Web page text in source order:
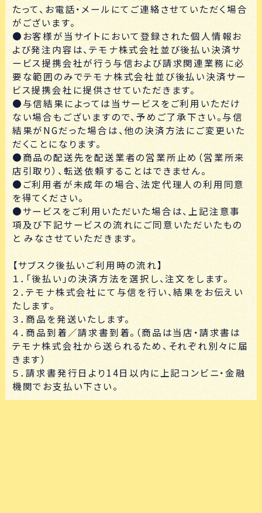
たって、お電話・メールにてご連絡させていただく場合
がございます。
●お客様が当サイトにおいて登録された個人情報お
よび発注内容は、テモナ株式会社並び後払い決済サ
ービス提携会社が行う与信および請求関連業務に必
要な範囲のみでテモナ株式会社並び後払い決済サー
ビス提携会社に提供させていただきます。
●与信結果によっては当サービスをご利用いただけ
ない場合もございますので、予めご了承下さい。与信
結果がNGだった場合は、他の決済方法にご変更いた
だくことになります。
●商品の配送先を配送業者の営業所止め（営業所来
店引取り）、転送依頼することはできません。
●ご利用者が未成年の場合、法定代理人の利用同意
を得てください。
●サービスをご利用いただいた場合は、上記注意事
項及び下記サービスの流れにご同意いただいたもの
と みなさせていただきます。
【サブスク後払いご利用時の流れ】
１．「後払い」の決済方法を選択し、注文をします。
２．テモナ株式会社にて与信を行い、結果をお伝えい
たします。
３．商品を発送いたします。
４．商品到着／請求書到着。（商品は当店・請求書は
テモナ株式会社から送られるため、それぞれ別々に届
きます）
５．請求書発行日より14日以内に上記コンビニ・金融
機関でお支払い下さい。